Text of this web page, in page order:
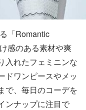
「Romantic
感のある素材や爽
入れたフェミニンな
ドワンピースやメッ
で、毎日のコーデを
ンナップに注目で